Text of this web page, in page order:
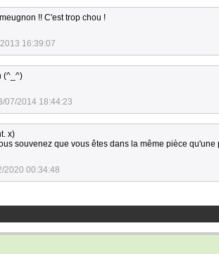
meugnon !! C'est trop chou !
16:39:07
(^_^)
07/2014 18:44:23
x)
souvenez que vous êtes dans la même pièce qu'une
2020 00:34:48